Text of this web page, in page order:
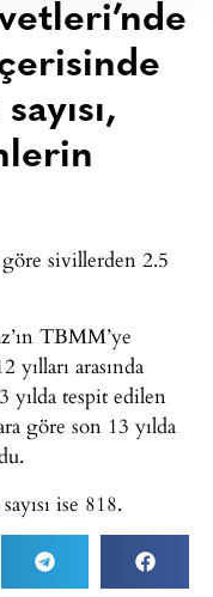
sivillerden 2.5
TBMM’ye
arasında
yılda tespit edilen
göre son 13 yılda
ise 818.